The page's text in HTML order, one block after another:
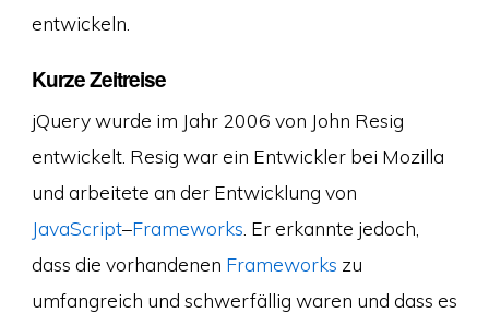
entwickeln.
Kurze Zeitreise
jQuery wurde im Jahr 2006 von John Resig
entwickelt. Resig war ein Entwickler bei Mozilla
und arbeitete an der Entwicklung von
JavaScript–Frameworks . Er erkannte jedoch,
dass die vorhandenen Frameworks zu
umfangreich und schwerfällig waren und dass es